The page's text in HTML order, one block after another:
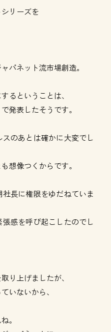
リーズを
パネット流市場創造。
るということは、
発表したそうです。
のあとは確かに大変でし
想像つくからです。
長に権限をゆだねていま
張感を呼び起こしたのでし
り上げましたが、
いないから、
。